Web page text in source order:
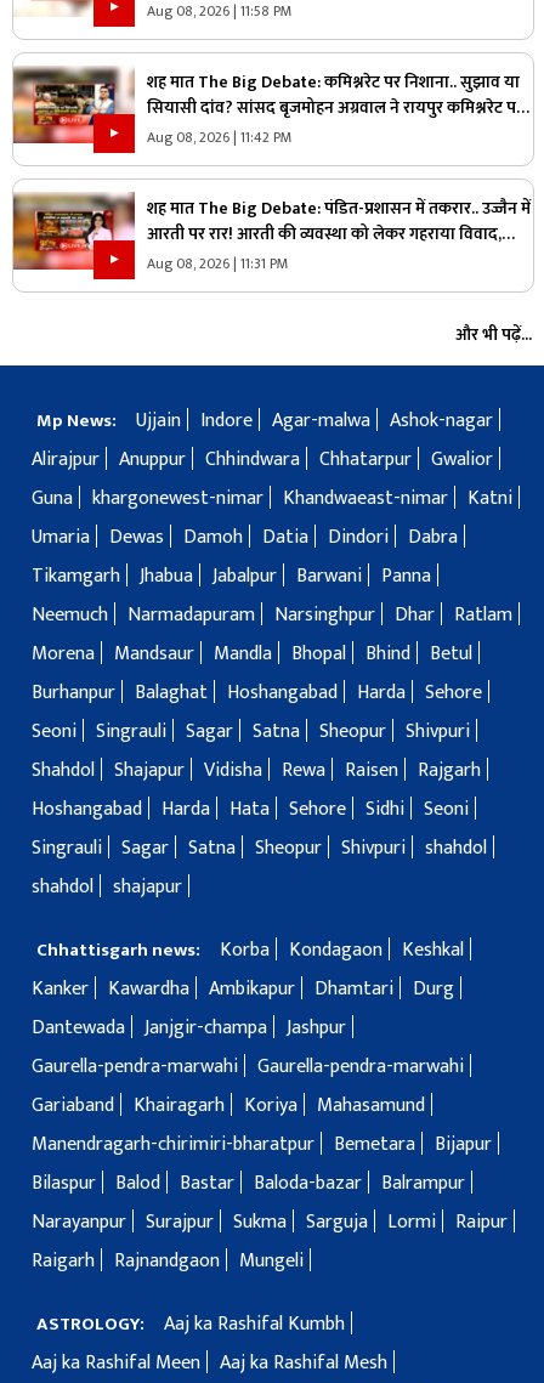
महाभारत?
Aug 08, 2026 | 11:58 PM
शह मात The Big Debate: कमिश्नरेट पर निशाना.. सुझाव या
सियासी दांव? सांसद बृजमोहन अग्रवाल ने रायपुर कमिश्नरेट पर
उठाए सवाल, क्या वाकई में सिस्टम में सुधार की है जरूरत
Aug 08, 2026 | 11:42 PM
शह मात The Big Debate: पंडित-प्रशासन में तकरार.. उज्जैन में
आरती पर रार! आरती की व्यवस्था को लेकर गहराया विवाद,
आरती के अधिकार को लेकर क्यों उग्र हुए पंडित?
Aug 08, 2026 | 11:31 PM
और भी पढ़ें...
Mp News: Ujjain Indore Agar-malwa Ashok-nagar
Alirajpur Anuppur Chhindwara Chhatarpur Gwalior
Guna khargonewest-nimar Khandwaeast-nimar
Katni
Umaria
Dewas Damoh Datia Dindori
Dabra
Tikamgarh Jhabua Jabalpur Barwani
Panna
Neemuch
Narmadapuram Narsinghpur Dhar
Ratlam
Morena
Mandsaur Mandla Bhopal Bhind
Betul
Burhanpur
Balaghat Hoshangabad Harda Sehore
Seoni Singrauli Sagar Satna Sheopur Shivpuri
Shahdol Shajapur Vidisha Rewa Raisen
Rajgarh
Hoshangabad
Harda Hata Sehore Sidhi Seoni
Singrauli Sagar Satna Sheopur Shivpuri shahdol
shahdol shajapur
Chhattisgarh news: Korba Kondagaon
Keshkal
Kanker
Kawardha Ambikapur Dhamtari
Durg
Dantewada Janjgir-champa Jashpur
Gaurella-pendra-marwahi Gaurella-pendra-marwahi
Gariaband
Khairagarh Koriya
Mahasamund
Manendragarh-chirimiri-bharatpur
Bemetara
Bijapur
Bilaspur
Balod Bastar Baloda-bazar
Balrampur
Narayanpur Surajpur Sukma Sarguja Lormi
Raipur
Raigarh
Rajnandgaon Mungeli
ASTROLOGY:
Aaj ka Rashifal Kumbh
Aaj ka Rashifal Meen Aaj ka Rashifal Mesh